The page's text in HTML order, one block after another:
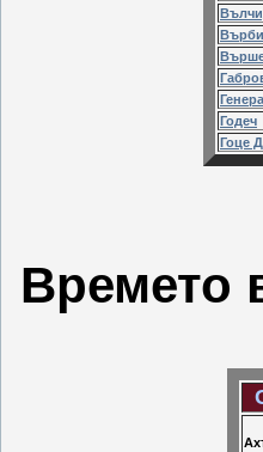
Годеч
Гоце
Времето